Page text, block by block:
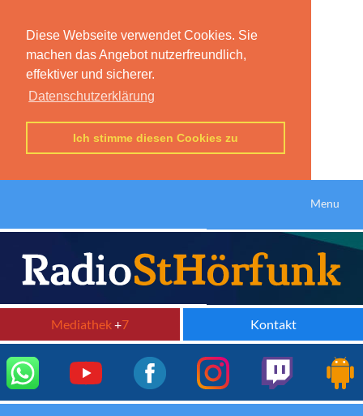
Diese Webseite verwendet Cookies. Sie
machen das Angebot nutzerfreundlich,
effektiver und sicherer.
Datenschutzerklärung
Ich stimme diesen Cookies zu
Menu
Mediathek+7 Kontakt